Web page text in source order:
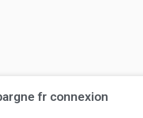
fr connexion